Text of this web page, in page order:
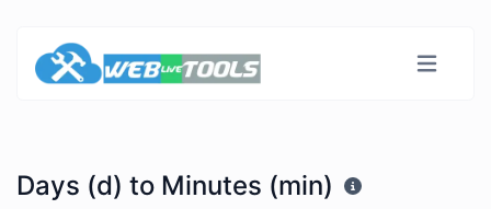
Days (d) to Minutes (min)